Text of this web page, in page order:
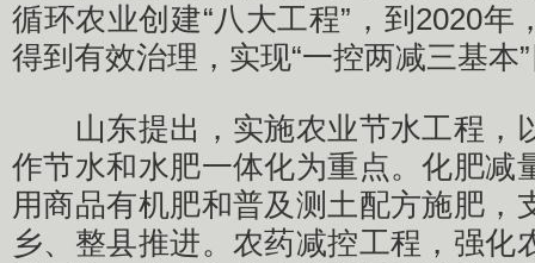
循环农业创建“八大工程”，到2020年
得到有效治理，实现“一控两减三基本
山东提出，实施农业节水工程，
作节水和水肥一体化为重点。化肥减
用商品有机肥和普及测土配方施肥，
乡、整县推进。农药减控工程，强化